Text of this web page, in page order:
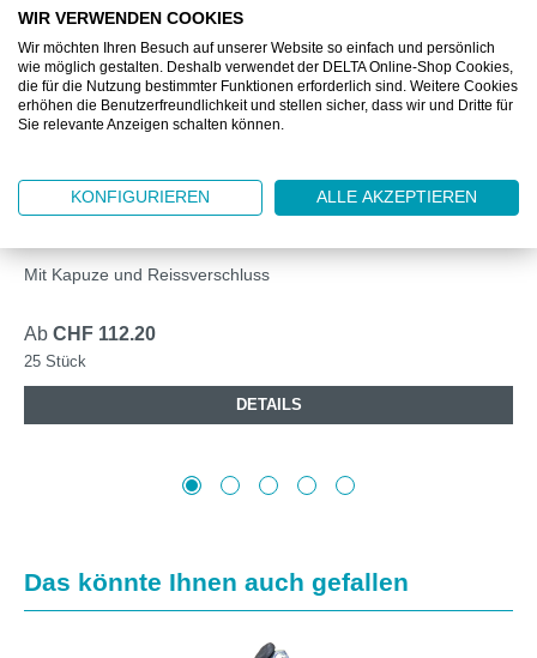
DELTASAFE® SCHUTZANZUG TYP 5/6
Mit Kapuze und Reissverschluss
Ab CHF 112.20
25 Stück
DETAILS
Produktgalerie überspringen
Das könnte Ihnen auch gefallen
WIR VERWENDEN COOKIES
Wir möchten Ihren Besuch auf unserer Website so einfach und persönlich
wie möglich gestalten. Deshalb verwendet der DELTA Online-Shop Cookies,
die für die Nutzung bestimmter Funktionen erforderlich sind. Weitere Cookies
erhöhen die Benutzerfreundlichkeit und stellen sicher, dass wir und Dritte für
Sie relevante Anzeigen schalten können.
KONFIGURIEREN ALLE AKZEPTIEREN